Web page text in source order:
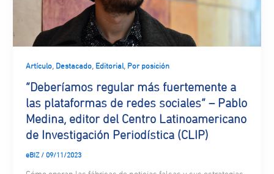
Artículo, Destacado, Editorial, Por posición
“Deberíamos regular más fuertemente a
las plataformas de redes sociales” – Pablo
Medina, editor del Centro Latinoamericano
de Investigación Periodística (CLIP)
eBIZ / 09/11/2023